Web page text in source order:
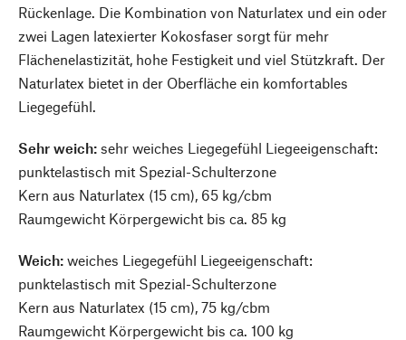
Rückenlage. Die Kombination von Naturlatex und ein oder
zwei Lagen latexierter Kokosfaser sorgt für mehr
Flächenelastizität, hohe Festigkeit und viel Stützkraft. Der
Naturlatex bietet in der Oberfläche ein komfortables
Liegegefühl.
Sehr weich: sehr weiches Liegegefühl Liegeeigenschaft:
punktelastisch mit Spezial-Schulterzone
Kern aus Naturlatex (15 cm), 65 kg/cbm
Raumgewicht Körpergewicht bis ca. 85 kg
Weich: weiches Liegegefühl Liegeeigenschaft:
punktelastisch mit Spezial-Schulterzone
Kern aus Naturlatex (15 cm), 75 kg/cbm
Raumgewicht Körpergewicht bis ca. 100 kg